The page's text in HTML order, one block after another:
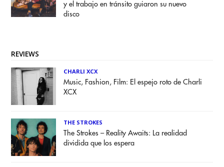
y el trabajo en tránsito guiaron su nuevo
disco
REVIEWS
CHARLI XCX
Music, Fashion, Film: El espejo roto de Charli
XCX
THE STROKES
The Strokes – Reality Awaits: La realidad
dividida que los espera